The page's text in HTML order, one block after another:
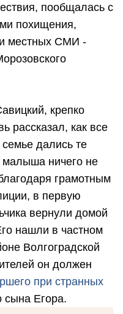
пообщалась с
похищения,
местных СМИ -
крепко
рассказал, как все
дались те
малыша ничего не
грамотным
в первую
вернули домой
нашли в частном
Волгоградской
он должен
при странных
сына Егора.